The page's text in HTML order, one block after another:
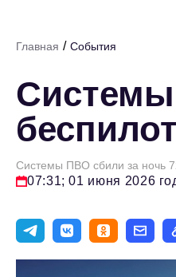
Главная / События
Cистемы ПВО сбили за ночь
07:31; 01 июня 2026